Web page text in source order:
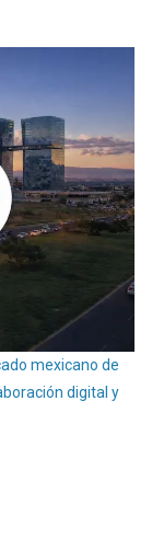
mexicano de
digital y